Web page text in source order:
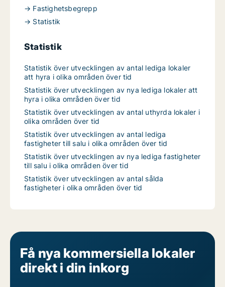
→ Fastighetsbegrepp
→ Statistik
Statistik
Statistik över utvecklingen av antal lediga lokaler
att hyra i olika områden över tid
Statistik över utvecklingen av nya lediga lokaler att
hyra i olika områden över tid
Statistik över utvecklingen av antal uthyrda lokaler i
olika områden över tid
Statistik över utvecklingen av antal lediga
fastigheter till salu i olika områden över tid
Statistik över utvecklingen av nya lediga fastigheter
till salu i olika områden över tid
Statistik över utvecklingen av antal sålda
fastigheter i olika områden över tid
Få nya kommersiella lokaler
direkt i din inkorg